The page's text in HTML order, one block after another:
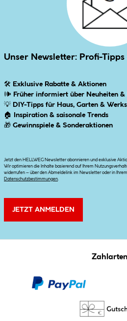
Unser Newsletter: Profi-
🛠 Exklusive Rabatte & Aktionen
🕪 Früher informiert über Neuheiten &
💡 DIY-Tipps für Haus, Garten &
🏠
Inspiration & saisonale Trends
🎁 Gewinnspiele & Sonderaktionen
Jetzt den HELLWEG Newsletter abonnieren und exklusive
Wir optimieren die Inhalte basierend auf Ihrem
widerrufen – über den Abmeldelink im Newsletter oder in
Datenschutzbestimmungen
JETZT ANMELDEN
Zahlarten